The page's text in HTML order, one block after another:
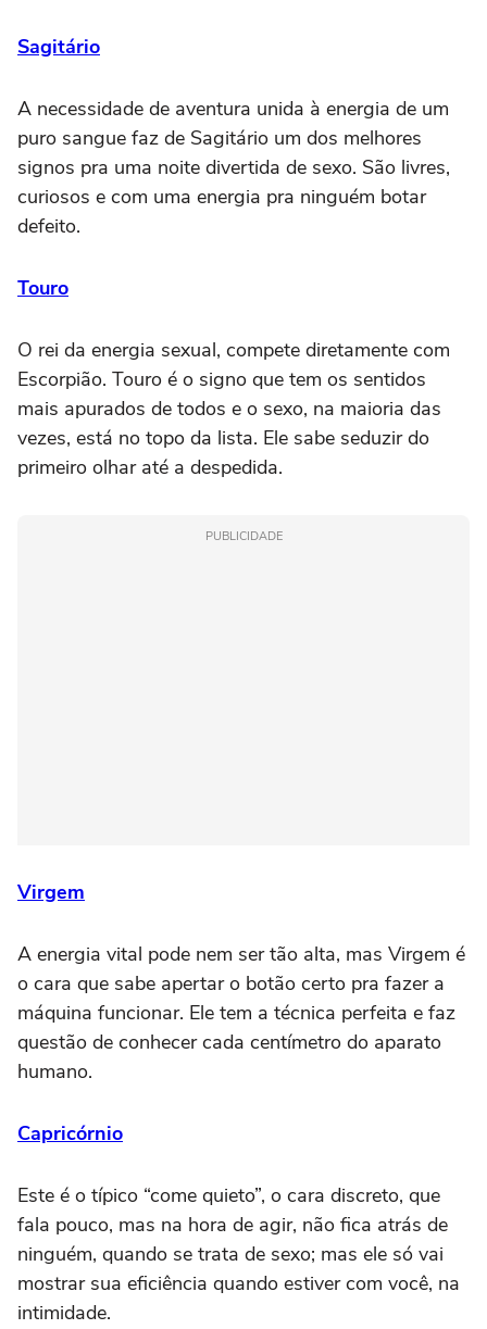
Sagitário
A necessidade de aventura unida à energia de um
puro sangue faz de Sagitário um dos melhores
signos pra uma noite divertida de sexo. São livres,
curiosos e com uma energia pra ninguém botar
defeito.
Touro
O rei da energia sexual, compete diretamente com
Escorpião. Touro é o signo que tem os sentidos
mais apurados de todos e o sexo, na maioria das
vezes, está no topo da lista. Ele sabe seduzir do
primeiro olhar até a despedida.
PUBLICIDADE
Virgem
A energia vital pode nem ser tão alta, mas Virgem é
o cara que sabe apertar o botão certo pra fazer a
máquina funcionar. Ele tem a técnica perfeita e faz
questão de conhecer cada centímetro do aparato
humano.
Capricórnio
Este é o típico “come quieto”, o cara discreto, que
fala pouco, mas na hora de agir, não fica atrás de
ninguém, quando se trata de sexo; mas ele só vai
mostrar sua eficiência quando estiver com você, na
intimidade.